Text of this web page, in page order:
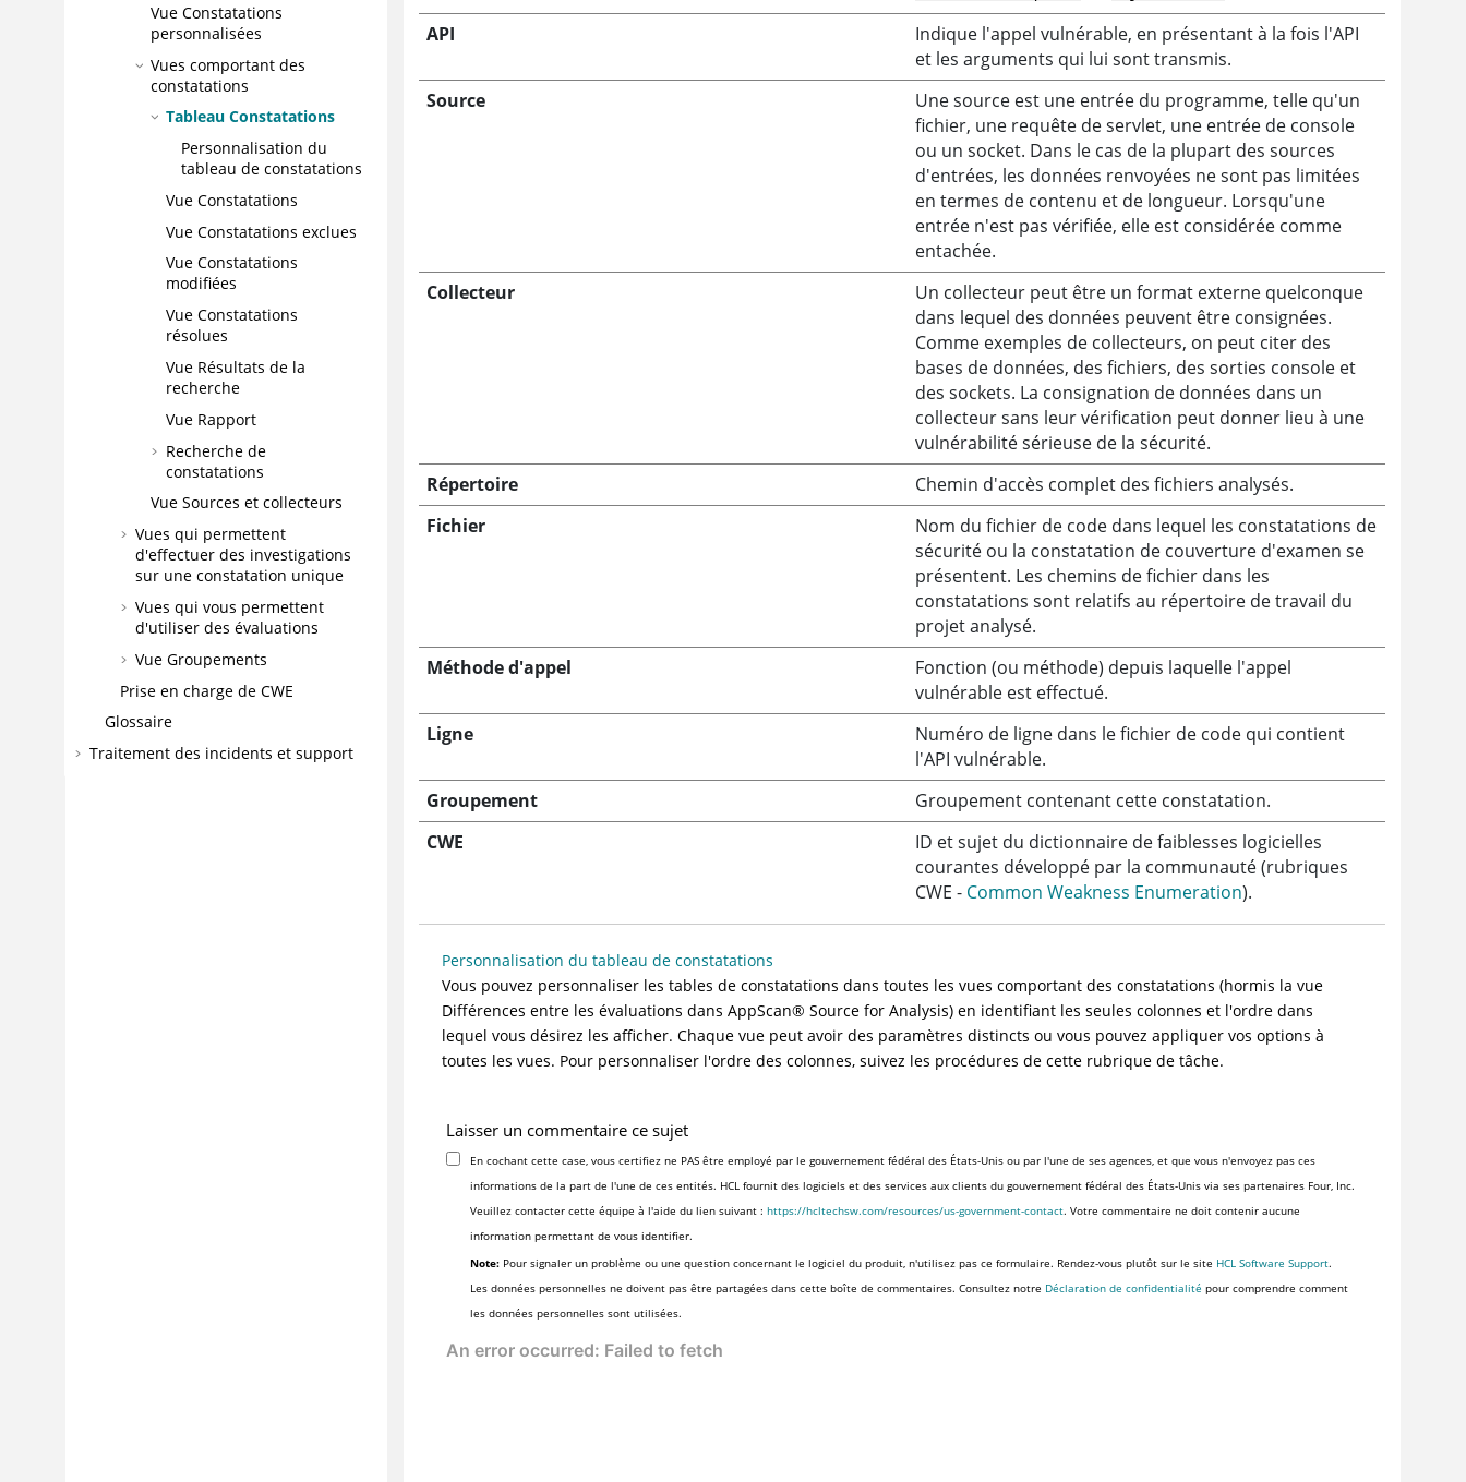
Vue Constatations
personnalisées
Vues comportant des
constatations
Tableau Constatations
Personnalisation du
tableau de constatations
Vue Constatations
Vue Constatations exclues
Vue Constatations
modifiées
Vue Constatations
résolues
Vue Résultats de la
recherche
Vue Rapport
Recherche de
constatations
Vue Sources et collecteurs
Vues qui permettent
d'effectuer des investigations
sur une constatation unique
Vues qui vous permettent
d'utiliser des évaluations
Vue Groupements
Prise en charge de CWE
Glossaire
Traitement des incidents et support
API
Indique l'appel vulnérable, en présentant à la fois l'API
et les arguments qui lui sont transmis.
Source
Une source est une entrée du programme, telle qu'un
fichier, une requête de servlet, une entrée de console
ou un socket. Dans le cas de la plupart des sources
d'entrées, les données renvoyées ne sont pas limitées
en termes de contenu et de longueur. Lorsqu'une
entrée n'est pas vérifiée, elle est considérée comme
entachée.
Collecteur
Un collecteur peut être un format externe quelconque
dans lequel des données peuvent être consignées.
Comme exemples de collecteurs, on peut citer des
bases de données, des fichiers, des sorties console et
des sockets. La consignation de données dans un
collecteur sans leur vérification peut donner lieu à une
vulnérabilité sérieuse de la sécurité.
Répertoire
Chemin d'accès complet des fichiers analysés.
Fichier
Nom du fichier de code dans lequel les constatations de
sécurité ou la constatation de couverture d'examen se
présentent. Les chemins de fichier dans les
constatations sont relatifs au répertoire de travail du
projet analysé.
Méthode d'appel
Fonction (ou méthode) depuis laquelle l'appel
vulnérable est effectué.
Ligne
Numéro de ligne dans le fichier de code qui contient
l'API vulnérable.
Groupement
Groupement contenant cette constatation.
CWE
ID et sujet du dictionnaire de faiblesses logicielles
courantes développé par la communauté (rubriques
CWE - Common Weakness Enumeration).
Personnalisation du tableau de constatations
Vous pouvez personnaliser les tables de constatations dans toutes les vues comportant des constatations (hormis la vue
Différences entre les évaluations dans AppScan® Source for Analysis) en identifiant les seules colonnes et l'ordre dans
lequel vous désirez les afficher. Chaque vue peut avoir des paramètres distincts ou vous pouvez appliquer vos options à
toutes les vues. Pour personnaliser l'ordre des colonnes, suivez les procédures de cette rubrique de tâche.
Laisser un commentaire ce sujet
En cochant cette case, vous certifiez ne PAS être employé par le gouvernement fédéral des États-Unis ou par l'une de ses agences, et que vous n'envoyez pas ces
informations de la part de l'une de ces entités. HCL fournit des logiciels et des services aux clients du gouvernement fédéral des États-Unis via ses partenaires Four, Inc.
Veuillez contacter cette équipe à l'aide du lien suivant :https://hcltechsw.com/resources/us-government-contact. Votre commentaire ne doit contenir aucune
information permettant de vous identifier.
Note: Pour signaler un problème ou une question concernant le logiciel du produit, n'utilisez pas ce formulaire. Rendez-vous plutôt sur le site HCL Software Support.
Les données personnelles ne doivent pas être partagées dans cette boîte de commentaires. Consultez notre Déclaration de confidentialité pour comprendre comment
les données personnelles sont utilisées.